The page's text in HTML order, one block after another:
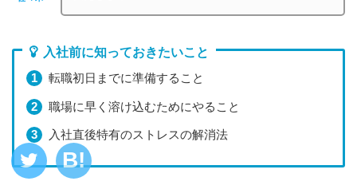
入社前に知っておきたいこと
転職初日までに準備すること
職場に早く溶け込むためにやること
入社直後特有のストレスの解消法